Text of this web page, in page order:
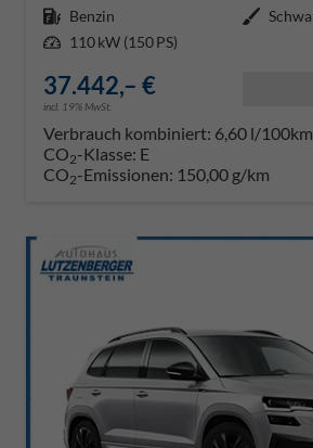
Kraftstoff Benzin Außenfarbe
Leistung 110 kW (150 PS)
37.442,– €
incl. 19% MwSt.
Verbrauch kombiniert: 6,60 l/100km
CO2-Klasse: E
CO2-Emissionen: 150,00 g/km